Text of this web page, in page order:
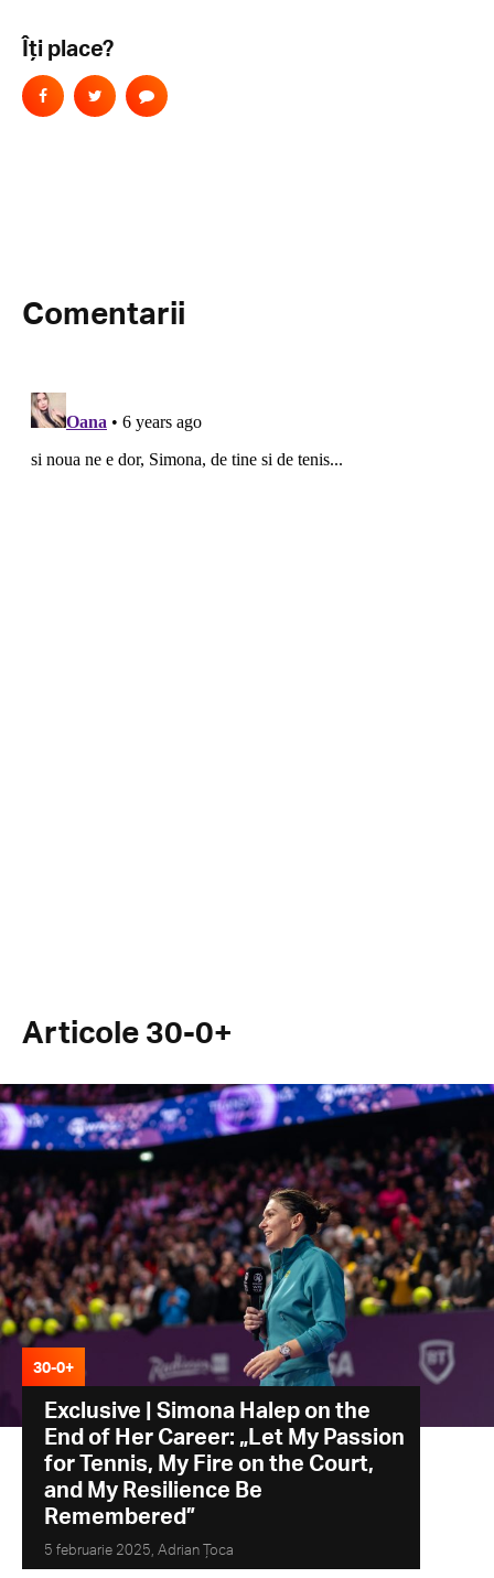
Îți place?
Comentarii
Articole 30-0+
30-0+
Exclusive | Simona Halep on the
End of Her Career: „Let My Passion
for Tennis, My Fire on the Court,
and My Resilience Be
Remembered”
5 februarie 2025, Adrian Țoca